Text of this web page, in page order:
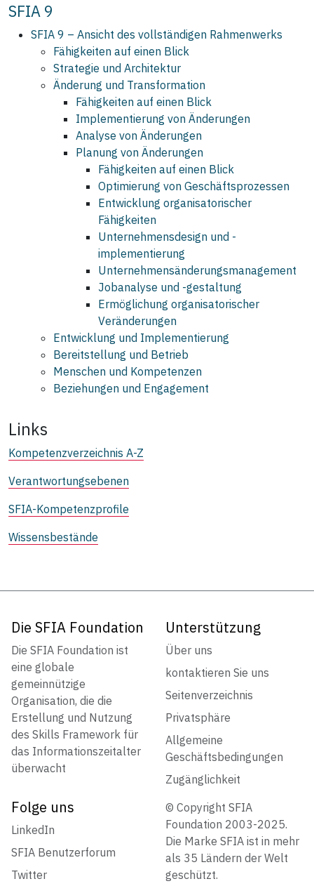
SFIA 9
SFIA 9 – Ansicht des vollständigen Rahmenwerks
Fähigkeiten auf einen Blick
Strategie und Architektur
Änderung und Transformation
Fähigkeiten auf einen Blick
Implementierung von Änderungen
Analyse von Änderungen
Planung von Änderungen
Fähigkeiten auf einen Blick
Optimierung von Geschäftsprozessen
Entwicklung organisatorischer
Fähigkeiten
Unternehmensdesign und -
implementierung
Unternehmensänderungsmanagement
Jobanalyse und -gestaltung
Ermöglichung organisatorischer
Veränderungen
Entwicklung und Implementierung
Bereitstellung und Betrieb
Menschen und Kompetenzen
Beziehungen und Engagement
Links
Kompetenzverzeichnis A-Z
Verantwortungsebenen
SFIA-Kompetenzprofile
Wissensbestände
Die SFIA Foundation
Die SFIA Foundation ist
eine globale
gemeinnützige
Organisation, die die
Erstellung und Nutzung
des Skills Framework für
das Informationszeitalter
überwacht
Unterstützung
Über uns
kontaktieren Sie uns
Seitenverzeichnis
Privatsphäre
Allgemeine
Geschäftsbedingungen
Zugänglichkeit
Folge uns
LinkedIn
SFIA Benutzerforum
Twitter
© Copyright SFIA
Foundation 2003-2025.
Die Marke SFIA ist in mehr
als 35 Ländern der Welt
geschützt.